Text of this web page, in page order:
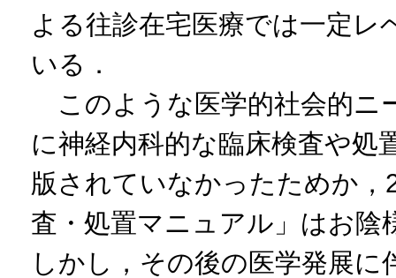
よる往診在宅医療では一定
いる．
このような医学的社会的ニ
に神経内科的な臨床検査や
版されていなかったためか
査・処置マニュアル」はお
しかし，その後の医学発展